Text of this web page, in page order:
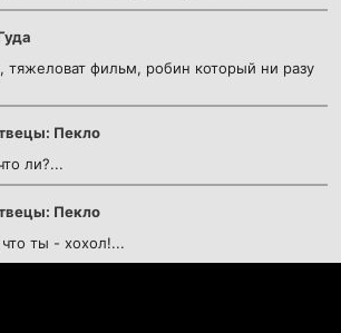
тяжеловат фильм, робин который ни разу
Пекло
ли?...
Пекло
ты - хохол!...